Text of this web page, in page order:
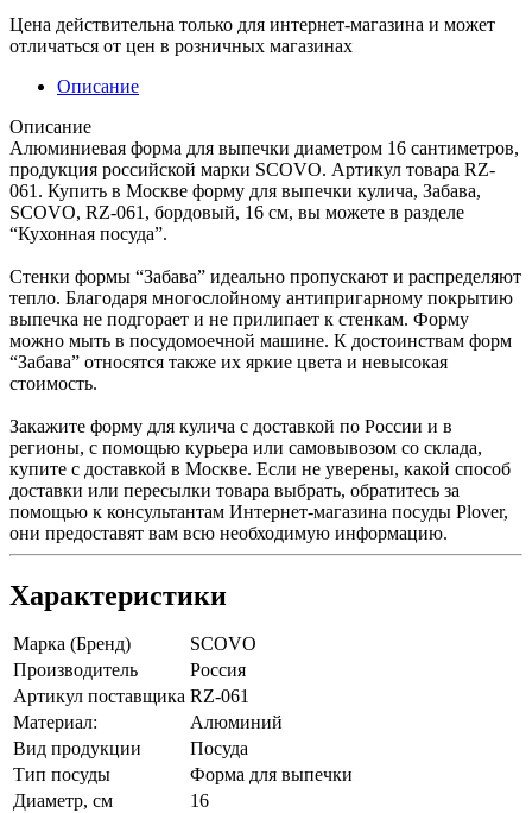
Цена действительна только для интернет-магазина и может
отличаться от цен в розничных магазинах
Описание
Описание
Алюминиевая форма для выпечки диаметром 16 сантиметров,
продукция российской марки SCOVO. Артикул товара RZ-
061. Купить в Москве форму для выпечки кулича, Забава,
SCOVO, RZ-061, бордовый, 16 см, вы можете в разделе
“Кухонная посуда”.
Стенки формы “Забава” идеально пропускают и распределяют
тепло. Благодаря многослойному антипригарному покрытию
выпечка не подгорает и не прилипает к стенкам. Форму
можно мыть в посудомоечной машине. К достоинствам форм
“Забава” относятся также их яркие цвета и невысокая
стоимость.
Закажите форму для кулича с доставкой по России и в
регионы, с помощью курьера или самовывозом со склада,
купите с доставкой в Москве. Если не уверены, какой способ
доставки или пересылки товара выбрать, обратитесь за
помощью к консультантам Интернет-магазина посуды Plover,
они предоставят вам всю необходимую информацию.
Характеристики
Марка (Бренд)
SCOVO
Производитель
Россия
Артикул поставщика RZ-061
Материал:
Алюминий
Вид продукции
Посуда
Тип посуды
Форма для выпечки
Диаметр, см
16